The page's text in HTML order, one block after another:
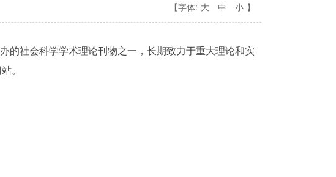
【字体: 大 中 小 】
的社会科学学术理论刊物之一，长期致力于重大理论和实
。